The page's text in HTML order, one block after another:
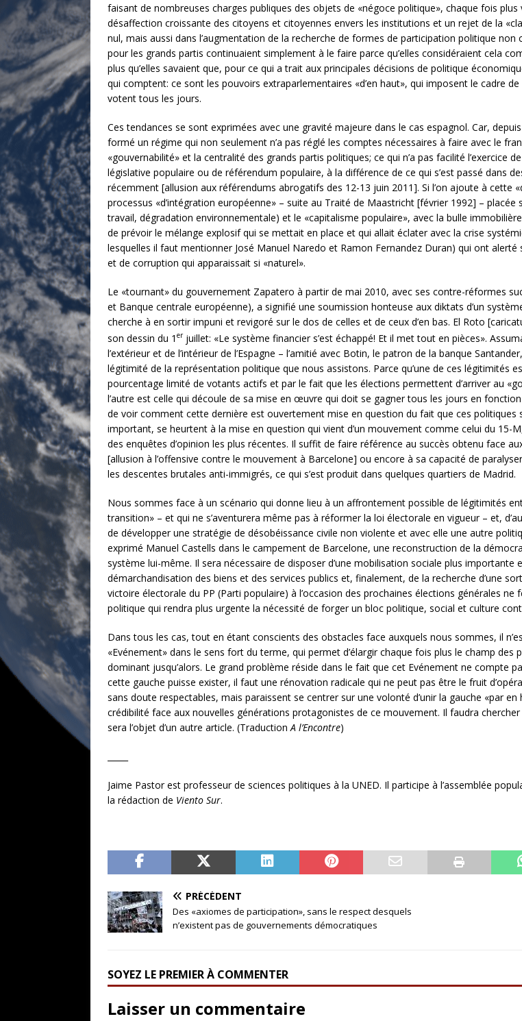
faisant de nombreuses charges publiques des objets de «négoce politique», chaque fois
désaffection croissante des citoyens et citoyennes envers les institutions et un rejet de la
nul, mais aussi dans l’augmentation de la recherche de formes de participation politique
pour les grands partis continuaient simplement à le faire parce qu’elles considéraient cela
plus qu’elles savaient que, pour ce qui a trait aux principales décisions de politique
qui comptent: ce sont les pouvoirs extraparlementaires «d’en haut», qui imposent le cadre
votent tous les jours.
Ces tendances se sont exprimées avec une gravité majeure dans le cas espagnol. Car,
formé un régime qui non seulement n’a pas réglé les comptes nécessaires à faire avec le
«gouvernabilité» et la centralité des grands partis politiques; ce qui n’a pas facilité l’exercice
législative populaire ou de référendum populaire, à la différence de ce qui s’est passé dans
récemment [allusion aux référendums abrogatifs des 12-13 juin 2011]. Si l’on ajoute à cette
processus «d’intégration européenne» – suite au Traité de Maastricht [février 1992] –
travail, dégradation environnementale) et le «capitalisme populaire», avec la bulle
de prévoir le mélange explosif qui se mettait en place et qui allait éclater avec la crise
lesquelles il faut mentionner José Manuel Naredo et Ramon Fernandez Duran) qui ont
et de corruption qui apparaissait si «naturel».
Le «tournant» du gouvernement Zapatero à partir de mai 2010, avec ses contre-réformes
et Banque centrale européenne), a signifié une soumission honteuse aux diktats d’un
cherche à en sortir impuni et revigoré sur le dos de celles et de ceux d’en bas. El Roto
son dessin du 1 erjuillet: «Le système financier s’est échappé! Et il met tout en pièces».
l’extérieur et de l’intérieur de l’Espagne – l’amitié avec Botin, le patron de la banque
légitimité de la représentation politique que nous assistons. Parce qu’une de ces légitimités
pourcentage limité de votants actifs et par le fait que les élections permettent d’arriver au
l’autre est celle qui découle de sa mise en œuvre qui doit se gagner tous les jours en
de voir comment cette dernière est ouvertement mise en question du fait que ces
important, se heurtent à la mise en question qui vient d’un mouvement comme celui du 15-
des enquêtes d’opinion les plus récentes. Il suffit de faire référence au succès obtenu face
[allusion à l’offensive contre le mouvement à Barcelone] ou encore à sa capacité de
les descentes brutales anti-immigrés, ce qui s’est produit dans quelques quartiers de Madrid.
Nous sommes face à un scénario qui donne lieu à un affrontement possible de légitimités
transition» – et qui ne s’aventurera même pas à réformer la loi électorale en vigueur – et,
de développer une stratégie de désobéissance civile non violente et avec elle une autre
exprimé Manuel Castells dans le campement de Barcelone, une reconstruction de la
système lui-même. Il sera nécessaire de disposer d’une mobilisation sociale plus importante
démarchandisation des biens et des services publics et, finalement, de la recherche d’une
victoire électorale du PP (Parti populaire) à l’occasion des prochaines élections générales
politique qui rendra plus urgente la nécessité de forger un bloc politique, social et culture
Dans tous les cas, tout en étant conscients des obstacles face auxquels nous sommes, il
«Evénement» dans le sens fort du terme, qui permet d’élargir chaque fois plus le champ
dominant jusqu’alors. Le grand problème réside dans le fait que cet Evénement ne compte
cette gauche puisse exister, il faut une rénovation radicale qui ne peut pas être le fruit
sans doute respectables, mais paraissent se centrer sur une volonté d’unir la gauche «par
crédibilité face aux nouvelles générations protagonistes de ce mouvement. Il faudra
sera l’objet d’un autre article. (Traduction A l’Encontre)
Jaime Pastor est professeur de sciences politiques à la UNED. Il participe à l’assemblée
la rédaction de Viento Sur.
PRÉCÉDENT
Des «axiomes de participation», sans le respect desquels
n’existent pas de gouvernements démocratiques
SOYEZ LE PREMIER À COMMENTER
Laisser un commentaire